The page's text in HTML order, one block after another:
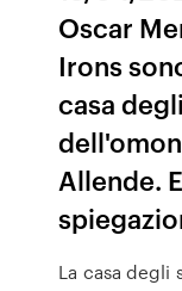
Oscar
Irons
casa
Allende.
La casa degli